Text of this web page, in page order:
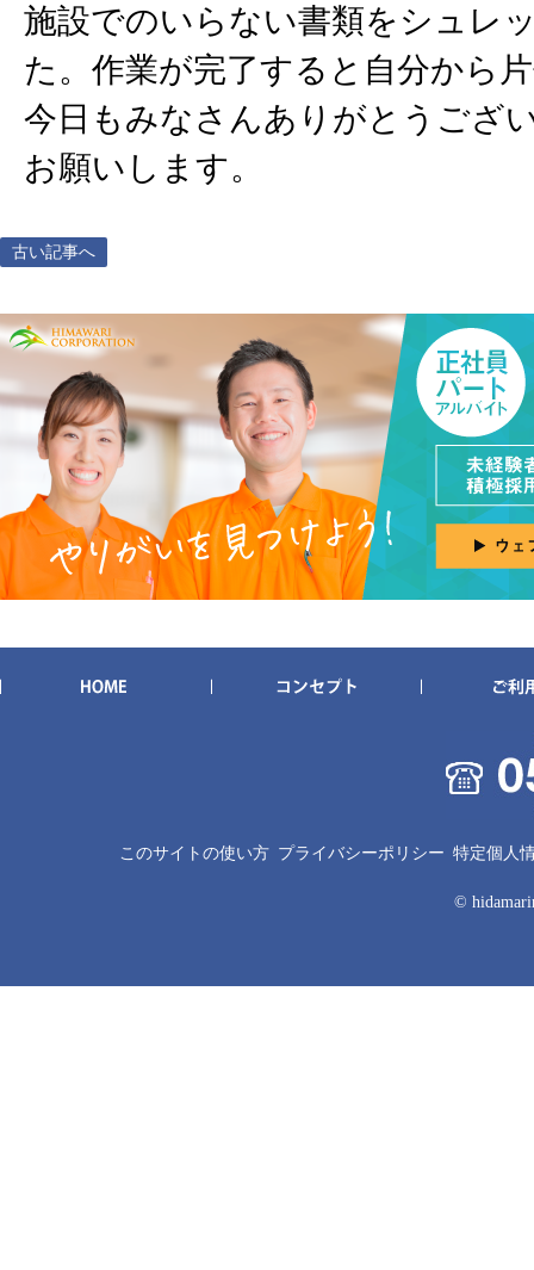
施設でのいらない書類をシュレ
た。作業が完了すると自分から
今日もみなさんありがとうござ
お願いします。
古い記事へ
このサイトの使い方 プライバシーポリシー 特定個人
©